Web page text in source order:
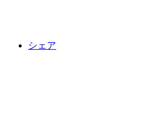
シェア